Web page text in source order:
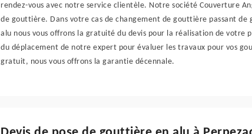
rendez-vous avec notre service clientèle. Notre société Couverture
de gouttière. Dans votre cas de changement de gouttière passant de
alu nous vous offrons la gratuité du devis pour la réalisation de votre
du déplacement de notre expert pour évaluer les travaux pour vos
gratuit, nous vous offrons la garantie décennale.